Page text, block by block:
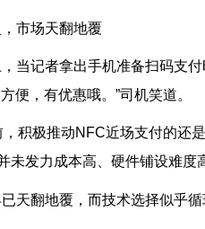
市场天翻地覆
当记者拿出手机准备扫码支
便，有优惠哦。”司机笑道。
积极推动NFC近场支付的还
未发力成本高、硬件铺设难度
天翻地覆，而技术选择似乎循